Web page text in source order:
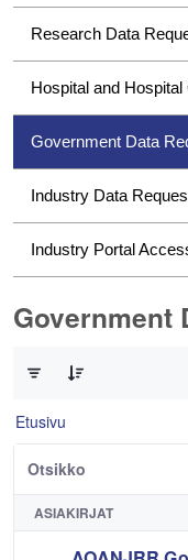
Research Data
Hospital and
Government Data
Industry Data
Industry Portal
Government
Etusivu
Otsikko
ASIAKIRJAT